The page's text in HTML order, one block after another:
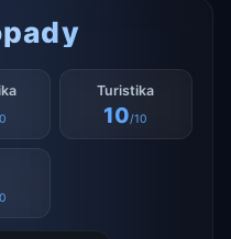
Turistika
10/10